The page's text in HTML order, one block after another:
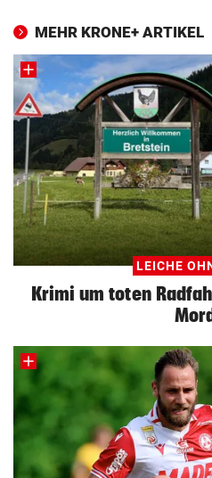
MEHR KRONE+ ARTIKEL
LEICHE
Krimi um toten